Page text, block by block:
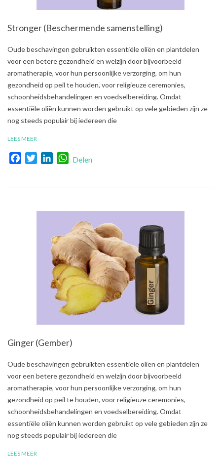
Stronger (Beschermende samenstelling)
2021-
Oude beschavingen gebruikten essentiële oliën en plantdelen
voor een betere gezondheid en welzijn door bijvoorbeeld
aromatherapie, voor hun persoonlijke verzorging, om hun
gezondheid op peil te houden, voor religieuze ceremonies,
schoonheidsbehandelingen en voedselbereiding. Omdat
essentiële oliën kunnen worden gebruikt op vele gebieden zijn ze
nog steeds populair bij iedereen die
LEES MEER
FacebookTwitterLinkedInWhatsApp
Delen
Ginger (Gember)
2021-
Oude beschavingen gebruikten essentiële oliën en plantdelen
voor een betere gezondheid en welzijn door bijvoorbeeld
aromatherapie, voor hun persoonlijke verzorging, om hun
gezondheid op peil te houden, voor religieuze ceremonies,
schoonheidsbehandelingen en voedselbereiding. Omdat
essentiële oliën kunnen worden gebruikt op vele gebieden zijn ze
nog steeds populair bij iedereen die
LEES MEER